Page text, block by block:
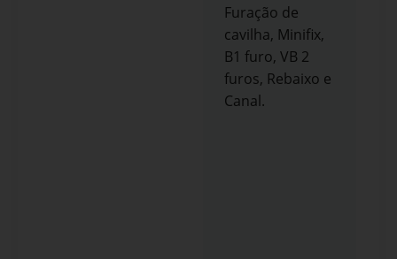
Furação de
cavilha, Minifix,
B1 furo, VB 2
furos, Rebaixo e
Canal.